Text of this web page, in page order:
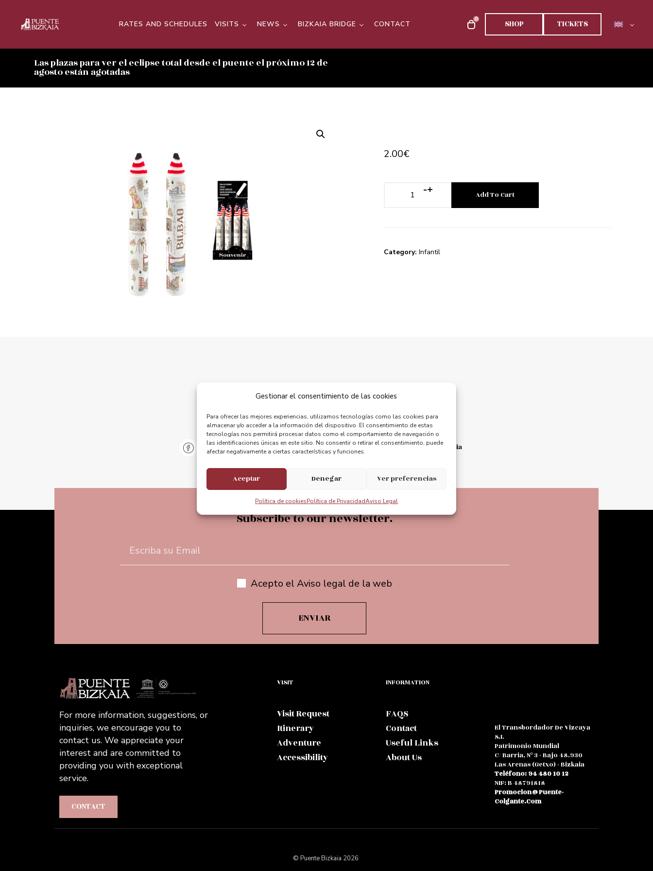
Gestionar el consentimiento de las cookies
Para ofrecer las mejores experiencias, utilizamos tecnologías como las cookies para
almacenar y/o acceder a la información del dispositivo. El consentimiento de estas
tecnologías nos permitirá procesar datos como el comportamiento de navegación o
las identificaciones únicas en este sitio. No consentir o retirar el consentimiento, puede
afectar negativamente a ciertas características y funciones.
Aceptar Denegar Ver preferencias
Política de cookiesPolítica de PrivacidadAviso Legal
RATES AND SCHEDULES VISITS NEWS BIZKAIA BRIDGE CONTACT
0 SHOP TICKETS
Las plazas para ver el eclipse total desde el puente el próximo 12 de
agosto están agotadas
2.00€
-+ Add To Cart
Category: Infantil
Stay connected.
We appreciate your opinion.
@puentebizkaia @puente_bizkaia @PuenteBizkaia
Subscribe to our newsletter.
Acepto el Aviso legal de la web
For more information, suggestions, or
inquiries, we encourage you to
contact us. We appreciate your
interest and are committed to
providing you with exceptional
service.
CONTACT
VISIT
Visit Request
Itinerary
Adventure
Accessibility
INFORMATION
FAQS
Contact
Useful Links
About Us
El Transbordador De Vizcaya
S.L
Patrimonio Mundial
C/ Barria, Nº 3 - Bajo 48.930
Las Arenas (Getxo) - Bizkaia
Teléfono: 94 480 10 12
NIF: B 48791818
Promocion@puente-
Colgante.com
© Puente Bizkaia 2026